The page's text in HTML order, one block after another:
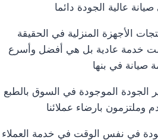
عالية الجودة دائما
الأجهزة المنزلية في الحقيقة
خدمة عادية بل هي أفضل وأسرع
صيانة في بنها
الجودة الموجودة في السوق بالطبع
وملتزمون بارضاء عملائنا
في نفس الوقت في خدمة العملاء